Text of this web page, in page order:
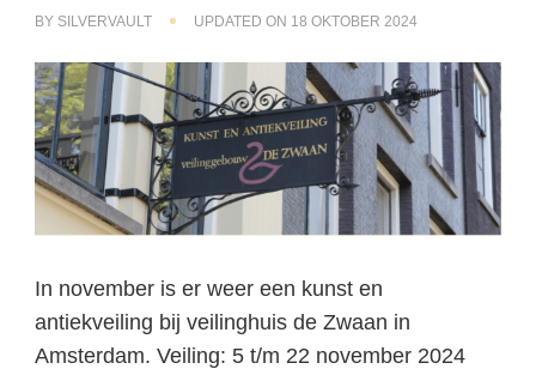
BY SILVERVAULT UPDATED ON 18 OKTOBER 2024
In november is er weer een kunst en
antiekveiling bij veilinghuis de Zwaan in
Amsterdam. Veiling: 5 t/m 22 november 2024